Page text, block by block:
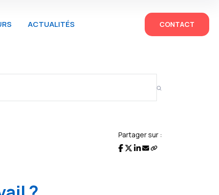
ACTUALITÉS CONTACT
Partager sur :